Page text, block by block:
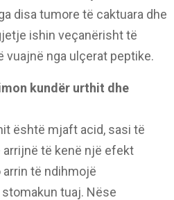
disa tumore të caktuara dhe
ishin veçanërisht të
nga ulçerat peptike.
kundër urthit dhe
është mjaft acid, sasi të
të kenë një efekt
të ndihmojë
tuaj. Nëse